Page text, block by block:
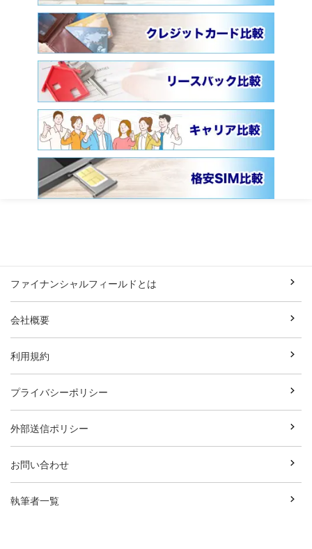
ファイナンシャルフィールドとは
会社概要
利用規約
プライバシーポリシー
外部送信ポリシー
お問い合わせ
執筆者一覧